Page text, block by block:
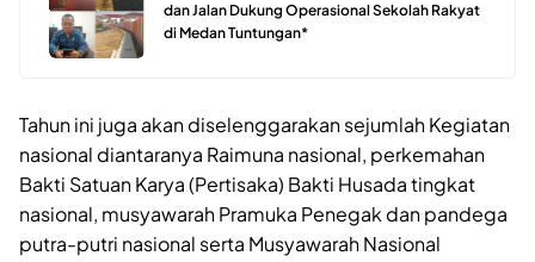
dan Jalan Dukung Operasional Sekolah Rakyat
di Medan Tuntungan*
Tahun ini juga akan diselenggarakan sejumlah Kegiatan
nasional diantaranya Raimuna nasional, perkemahan
Bakti Satuan Karya (Pertisaka) Bakti Husada tingkat
nasional, musyawarah Pramuka Penegak dan pandega
putra-putri nasional serta Musyawarah Nasional